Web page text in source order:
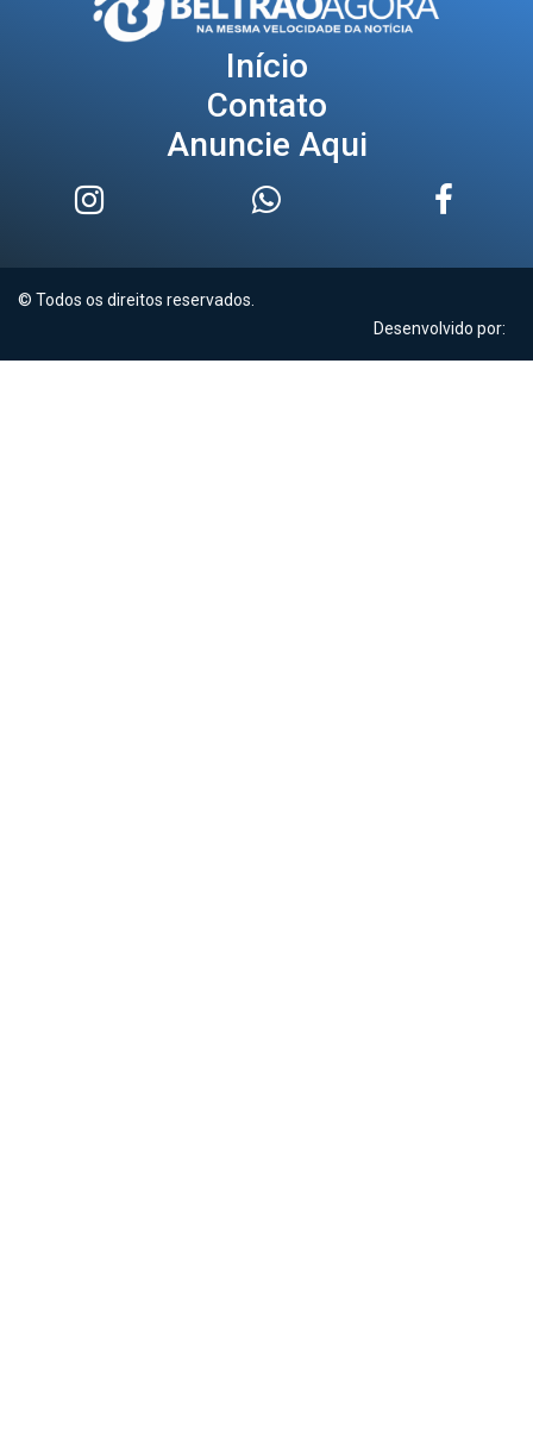
Início
Contato
Anuncie Aqui
© Todos os direitos reservados.
Desenvolvido por: